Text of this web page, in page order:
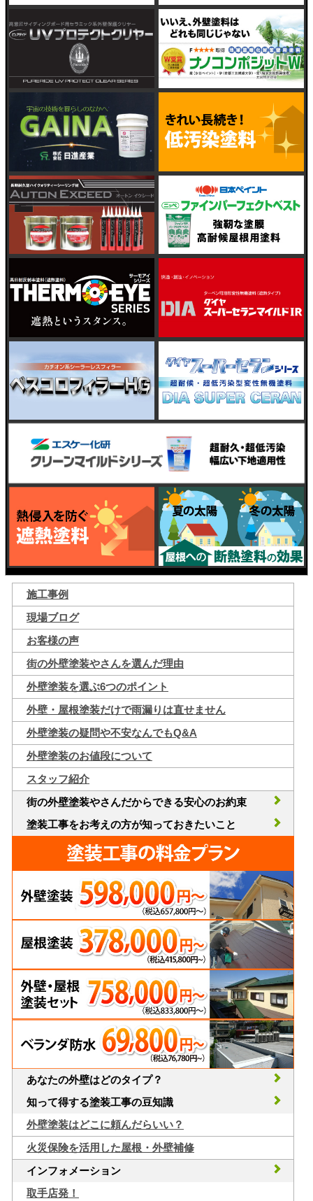
施工事例
現場ブログ
お客様の声
街の外壁塗装やさんを選んだ理由
外壁塗装を選ぶ6つのポイント
外壁・屋根塗装だけで雨漏りは直せません
外壁塗装の疑問や不安なんでもQ&A
外壁塗装のお値段について
スタッフ紹介
街の外壁塗装やさんだからできる安心のお約束
塗装工事をお考えの方が知っておきたいこと
あなたの外壁はどのタイプ？
知って得する塗装工事の豆知識
外壁塗装はどこに頼んだらいい？
火災保険を活用した屋根・外壁補修
インフォメーション
取手店発！